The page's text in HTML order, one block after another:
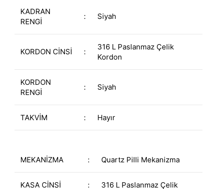
KADRAN
RENGİ
: Siyah
KORDON CİNSİ :
316 L Paslanmaz Çelik
Kordon
KORDON
RENGİ
: Siyah
TAKVİM : Hayır
MEKANİZMA : Quartz Pilli Mekanizma
KASA CİNSİ : 316 L Paslanmaz Çelik